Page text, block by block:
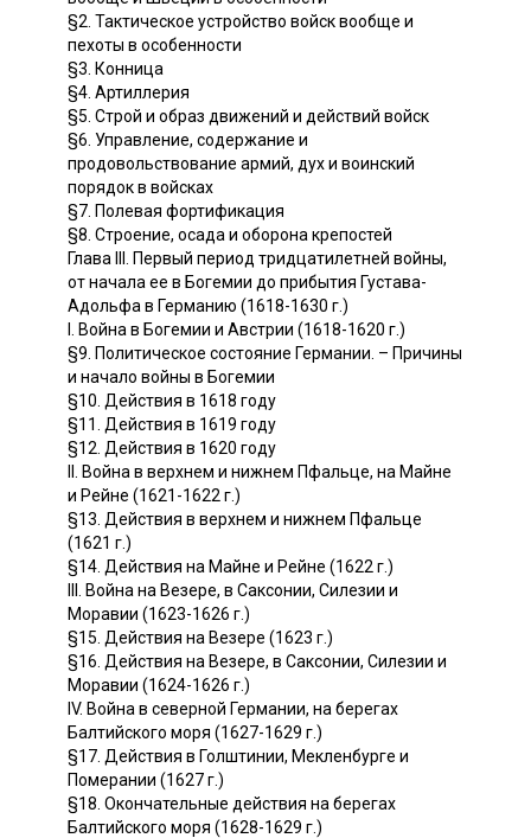
§2. Тактическое устройство войск вообще и
пехоты в особенности
§3. Конница
§4. Артиллерия
§5. Строй и образ движений и действий войск
§6. Управление, содержание и
продовольствование армий, дух и воинский
порядок в войсках
§7. Полевая фортификация
§8. Строение, осада и оборона крепостей
Глава III. Первый период тридцатилетней войны,
от начала ее в Богемии до прибытия Густава-
Адольфа в Германию (1618-1630 г.)
I. Война в Богемии и Австрии (1618-1620 г.)
§9. Политическое состояние Германии. – Причины
и начало войны в Богемии
§10. Действия в 1618 году
§11. Действия в 1619 году
§12. Действия в 1620 году
II. Война в верхнем и нижнем Пфальце, на Майне
и Рейне (1621-1622 г.)
§13. Действия в верхнем и нижнем Пфальце
(1621 г.)
§14. Действия на Майне и Рейне (1622 г.)
III. Война на Везере, в Саксонии, Силезии и
Моравии (1623-1626 г.)
§15. Действия на Везере (1623 г.)
§16. Действия на Везере, в Саксонии, Силезии и
Моравии (1624-1626 г.)
IV. Война в северной Германии, на берегах
Балтийского моря (1627-1629 г.)
§17. Действия в Голштинии, Мекленбурге и
Померании (1627 г.)
§18. Окончательные действия на берегах
Балтийского моря (1628-1629 г.)